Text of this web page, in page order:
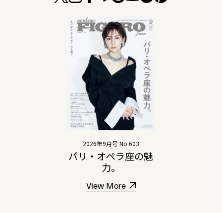
2026年9月号 No.603
パリ・オペラ座の魅
力。
View More